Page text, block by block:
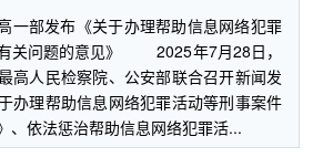
一部发布《关于办理帮助信息网络犯罪
关问题的意见》 2025年7月28日，
高人民检察院、公安部联合召开新闻发
办理帮助信息网络犯罪活动等刑事案件
、依法惩治帮助信息网络犯罪活...